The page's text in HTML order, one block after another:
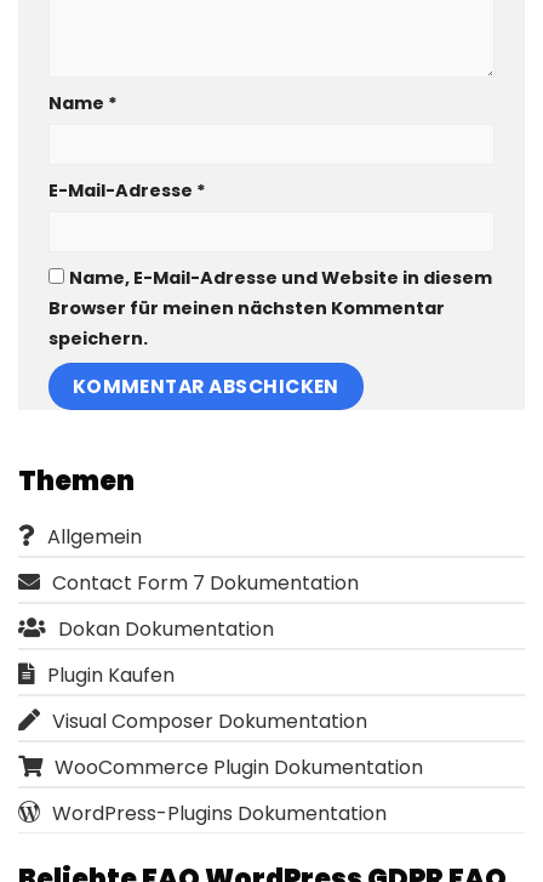
Name *
E-Mail-Adresse *
Name, E-Mail-Adresse und Website in diesem
Browser für meinen nächsten Kommentar
speichern.
Themen
Allgemein
Contact Form 7 Dokumentation
Dokan Dokumentation
Plugin Kaufen
Visual Composer Dokumentation
WooCommerce Plugin Dokumentation
WordPress-Plugins Dokumentation